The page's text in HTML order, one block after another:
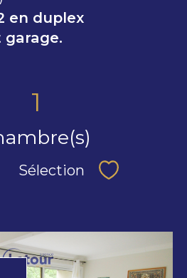
en duplex
1
Sélection